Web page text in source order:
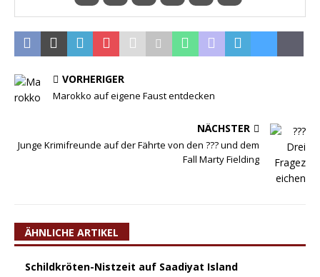
VORHERIGER
Marokko auf eigene Faust entdecken
NÄCHSTER
Junge Krimifreunde auf der Fährte von den ??? und dem
Fall Marty Fielding
ÄHNLICHE ARTIKEL
Schildkröten-Nistzeit auf Saadiyat Island